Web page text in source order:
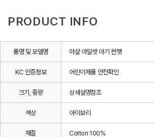
PRODUCT INFO
품명 및 모델명 마샬 아일렛 아기 썬햇
KC 인증정보 어린이제품 안전확인
크기, 중량 상세설명참조
색상 아이보리
재질 Cotton 100%